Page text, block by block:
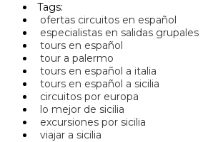
Tags:
ofertas circuitos en español
especialistas en salidas grupales
tours en español
tour a palermo
tours en español a italia
tours en español a sicilia
circuitos por europa
lo mejor de sicilia
excursiones por sicilia
viajar a sicilia